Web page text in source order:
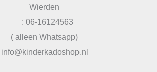
Wierden
: 06-16124563
( alleen Whatsapp)
info@kinderkadoshop.nl